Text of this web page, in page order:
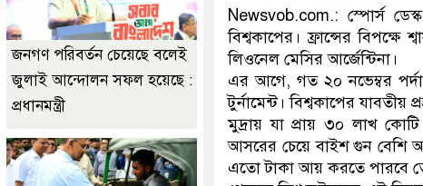
Newsvob.com.: স্পোর্স
বিশ্বকাপের। ফ্রান্সের
লিওনেল মেসির আর্জেন্টিনা।
এর আগে, গত ২০ নভেম্বর
টুর্নামেন্ট। বিশ্বকাপের যাবতীয়
মুদ্রায় যা প্রায় ৩০ লাখ
আসরের চেয়ে বাইশ গুন বেশি
এতো টাকা আয় করতে পারবে
জনগণ পরিবর্তন চেয়েছে বলেই
জুলাই আন্দোলন সফল হয়েছে :
প্রধানমন্ত্রী